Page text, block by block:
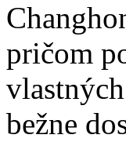
pričom
bežne